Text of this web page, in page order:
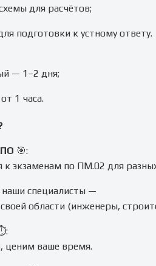
для расчётов;
подготовки к устному ответу.
— 1–2 дня;
1 часа.
🎯:
к экзаменам по ПМ.02 для
наши специалисты —
области (инженеры,
ценим ваше время.